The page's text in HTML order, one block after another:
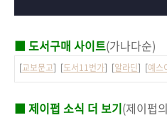
■ 도서구매 사이트(가나다순)
[교보문고] [도서11번가] [알라딘] [예스
■ 제이펍 소식 더 보기(제이펍